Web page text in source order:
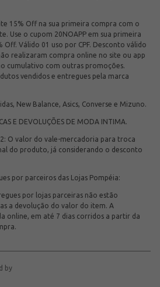
15% Off na sua primeira compra com o
Use o cupom 20NOAPP em sua primeira
Off. Válido 01 uso por CPF. Desconto válido
realizaram compra online no site ou app
cumulativo com outras promoções.
vendidos e entregues pela marca
New Balance, Asics, Converse e Mizuno.
E DEVOLUÇÕES DE MODA INTIMA.
2: O valor do vale-mercadoria para troca
do produto, já considerando o desconto
por parceiros das Lojas Pompéia:
por lojas parceiras não estão
a devolução do valor do item. A
online, em até 7 dias corridos a partir da
by